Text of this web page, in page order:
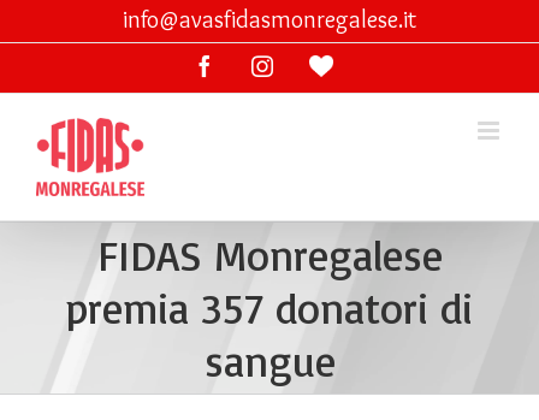
to
info@avasfidasmonregalese.it
FacebookInstagram
Ama
FIDAS Monregalese
premia 357 donatori di
sangue